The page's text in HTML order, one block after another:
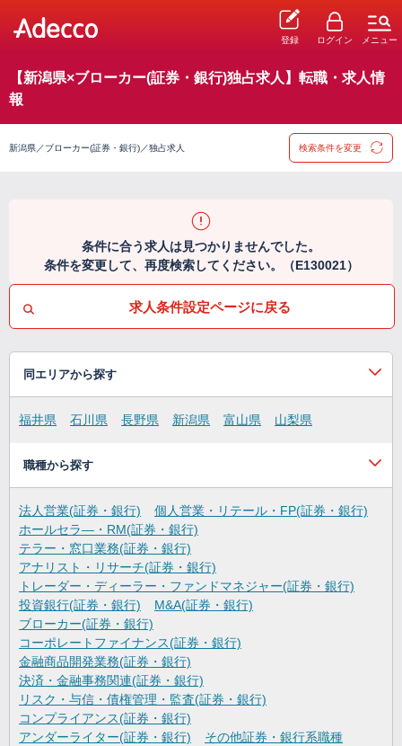
登録 ログイン メニュー
【新潟県×ブローカー(証券・銀行)独占求人】転職・求人情
報
新潟県／ブローカー(証券・銀行)／独占求人 検索条件を変更
条件に合う求人は見つかりませんでした。
条件を変更して、再度検索してください。（E130021）
求人条件設定ページに戻る
同エリアから探す
福井県 石川県 長野県 新潟県 富山県 山梨県
職種から探す
法人営業(証券・銀行)
個人営業・リテール・FP(証券・銀行)
ホールセラ―・RM(証券・銀行)
テラー・窓口業務(証券・銀行)
アナリスト・リサーチ(証券・銀行)
トレーダー・ディーラー・ファンドマネジャー(証券・銀行)
投資銀行(証券・銀行)
M&A(証券・銀行)
ブローカー(証券・銀行)
コーポレートファイナンス(証券・銀行)
金融商品開発業務(証券・銀行)
決済・金融事務関連(証券・銀行)
リスク・与信・債権管理・監査(証券・銀行)
コンプライアンス(証券・銀行)
アンダーライター(証券・銀行)
その他証券・銀行系職種